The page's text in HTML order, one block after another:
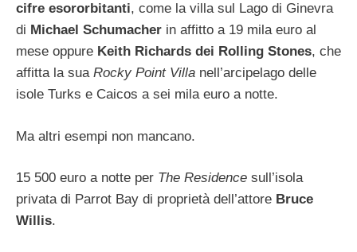
cifre esororbitanti, come la villa sul Lago di Ginevra
di Michael Schumacher in affitto a 19 mila euro al
mese oppure Keith Richards dei Rolling Stones, che
affitta la sua Rocky Point Villa nell’arcipelago delle
isole Turks e Caicos a sei mila euro a notte.
Ma altri esempi non mancano.
15 500 euro a notte per The Residence sull’isola
privata di Parrot Bay di proprietà dell’attore Bruce
Willis.